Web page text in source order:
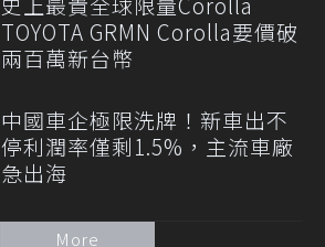
TOYOTA GRMN Corolla要價破
兩百萬新台幣
中國車企極限洗牌！新車出不
停利潤率僅剩1.5%，主流車廠
急出海
More